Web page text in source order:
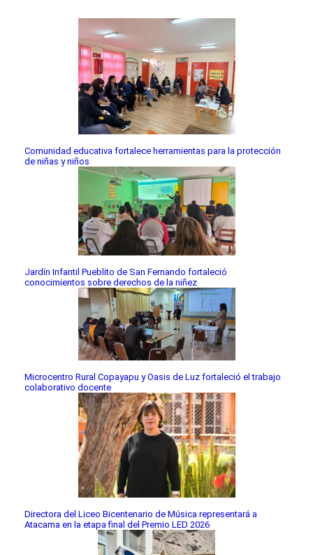
Comunidad educativa fortalece herramientas para la protección
de niñas y niños
Jardín Infantil Pueblito de San Fernando fortaleció
conocimientos sobre derechos de la niñez
Microcentro Rural Copayapu y Oasis de Luz fortaleció el trabajo
colaborativo docente
Directora del Liceo Bicentenario de Música representará a
Atacama en la etapa final del Premio LED 2026